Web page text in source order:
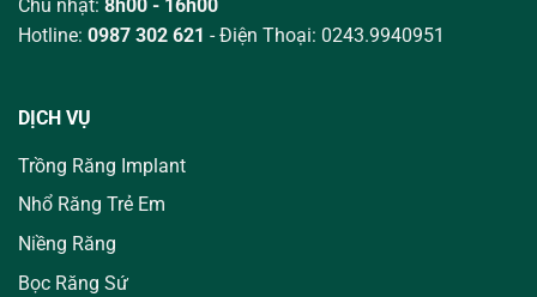
Chủ nhật: 8h00 - 16h00
Hotline: 0987 302 621 - Điện Thoại: 0243.9940951
DỊCH VỤ
Trồng Răng Implant
Nhổ Răng Trẻ Em
Niềng Răng
Bọc Răng Sứ